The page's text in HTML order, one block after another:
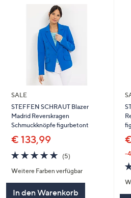
SALE
STEFFEN SCHRAUT Blazer
Madrid Reverskragen
Schmuckknöpfe figurbetont
€ 133,99
5.0
von
5
(5)
Weitere Farben verfügbar
In den Warenkorb
-